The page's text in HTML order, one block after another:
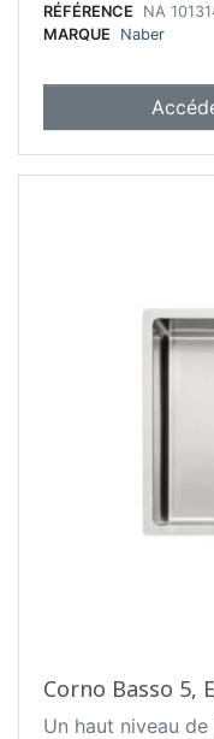
RÉFÉRENCE NA
MARQUE
Naber
Corno Basso 5,
Un haut niveau